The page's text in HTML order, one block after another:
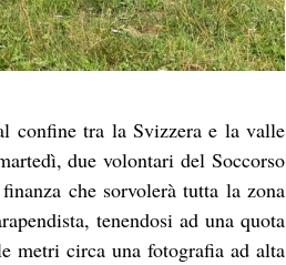
confine tra la Svizzera e la valle
due volontari del Soccorso
che sorvolerà tutta la zona
tenendosi ad una quota
metri circa una fotografia ad alta